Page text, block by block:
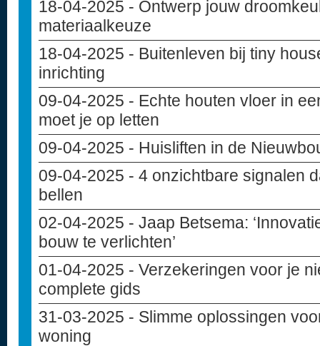
18-04-2025 - Ontwerp jouw
materiaalkeuze
18-04-2025 - Buitenleven bij tiny
inrichting
09-04-2025 - Echte houten vloer in
moet je op letten
09-04-2025 - Huisliften in de
09-04-2025 - 4 onzichtbare signalen
bellen
02-04-2025 - Jaap Betsema:
bouw te verlichten’
01-04-2025 - Verzekeringen voor je
complete gids
31-03-2025 - Slimme oplossingen
woning